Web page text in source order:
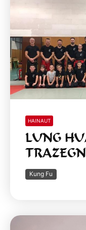
HAINAUT
LUNG
Kung Fu